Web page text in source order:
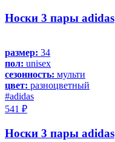
Носки 3 пары adidas
размер: 34
пол: unisex
сезонность: мульти
цвет: разноцветный
#adidas
541 ₽
Носки 3 пары adidas